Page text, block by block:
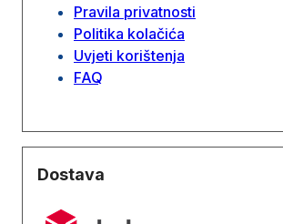
Pravila privatnosti
Politika kolačića
Uvjeti korištenja
FAQ
Dostava